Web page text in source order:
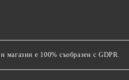
магазин е 100% съобразен с GDPR.